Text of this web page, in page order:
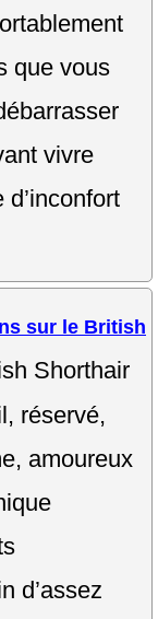
que vous
vivre
sur le British
Shorthair
réservé,
amoureux
d’assez